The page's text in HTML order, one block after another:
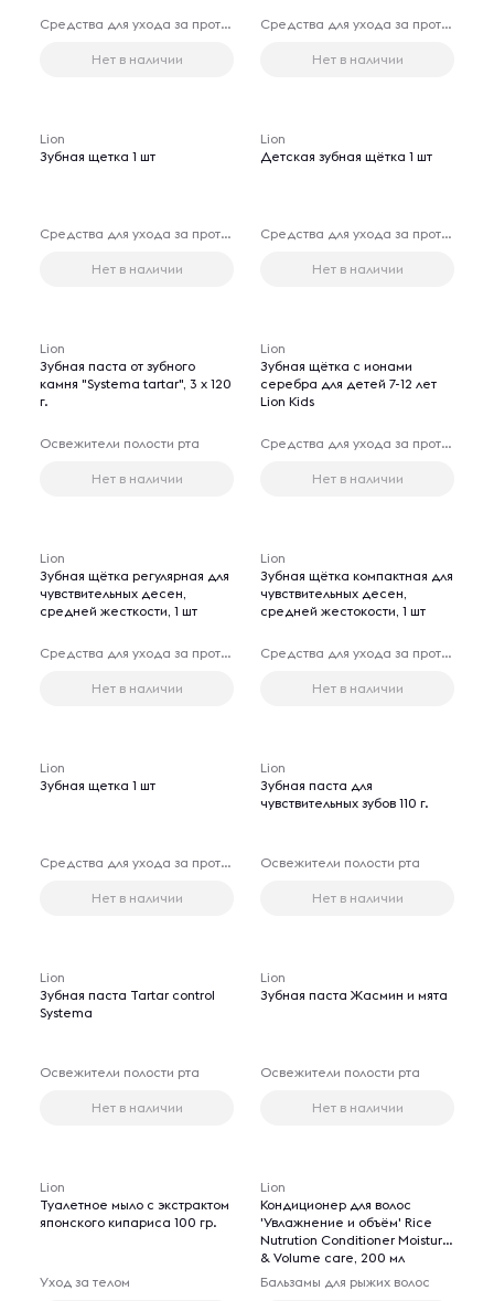
Средства для ухода за протезами
Нет в наличии
Средства для ухода за протезами
Нет в наличии
Lion
Зубная щетка 1 шт
Средства для ухода за протезами
Нет в наличии
Lion
Детская зубная щётка 1 шт
Средства для ухода за протезами
Нет в наличии
Lion
Зубная паста от зубного
камня "Systema tartar", 3 х 120
г.
Освежители полости рта
Нет в наличии
Lion
Зубная щётка с ионами
серебра для детей 7-12 лет
Lion Kids
Средства для ухода за протезами
Нет в наличии
Lion
Зубная щётка регулярная для
чувствительных десен,
средней жесткости, 1 шт
Средства для ухода за протезами
Нет в наличии
Lion
Зубная щётка компактная для
чувствительных десен,
средней жестокости, 1 шт
Средства для ухода за протезами
Нет в наличии
Lion
Зубная щетка 1 шт
Средства для ухода за протезами
Нет в наличии
Lion
Зубная паста для
чувствительных зубов 110 г.
Освежители полости рта
Нет в наличии
Lion
Зубная паста Tartar control
Systema
Освежители полости рта
Нет в наличии
Lion
Зубная паста Жасмин и мята
Освежители полости рта
Нет в наличии
Lion
Туалетное мыло с экстрактом
японского кипариса 100 гр.
Уход за телом
Lion
Кондиционер для волос
'Увлажнение и объём' Rice
Nutrution Conditioner Moisture
& Volume care, 200 мл
Бальзамы для рыжих волос